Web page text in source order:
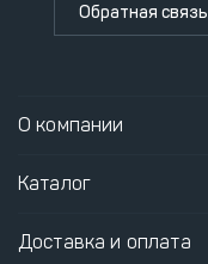
Обратная связь
О компании
Каталог
Доставка и оплата